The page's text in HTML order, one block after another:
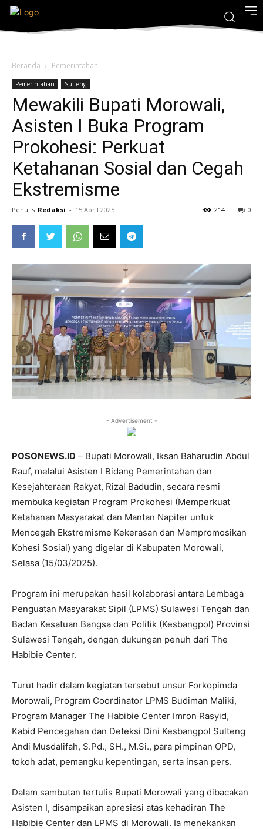
Beranda Pemerintahan
Pemerintahan Sulteng
Mewakili Bupati Morowali,
Asisten I Buka Program
Prokohesi: Perkuat
Ketahanan Sosial dan Cegah
Ekstremisme
Penulis Redaksi - 15 April 2025 0
214
- Advertisement -
POSONEWS.ID – Bupati Morowali, Iksan Baharudin Abdul
Rauf, melalui Asisten I Bidang Pemerintahan dan
Kesejahteraan Rakyat, Rizal Badudin, secara resmi
membuka kegiatan Program Prokohesi (Memperkuat
Ketahanan Masyarakat dan Mantan Napiter untuk
Mencegah Ekstremisme Kekerasan dan Mempromosikan
Kohesi Sosial) yang digelar di Kabupaten Morowali,
Selasa (15/03/2025).
Program ini merupakan hasil kolaborasi antara Lembaga
Penguatan Masyarakat Sipil (LPMS) Sulawesi Tengah dan
Badan Kesatuan Bangsa dan Politik (Kesbangpol) Provinsi
Sulawesi Tengah, dengan dukungan penuh dari The
Habibie Center.
Turut hadir dalam kegiatan tersebut unsur Forkopimda
Morowali, Program Coordinator LPMS Budiman Maliki,
Program Manager The Habibie Center Imron Rasyid,
Kabid Pencegahan dan Deteksi Dini Kesbangpol Sulteng
Andi Musdalifah, S.Pd., SH., M.Si., para pimpinan OPD,
tokoh adat, pemangku kepentingan, serta insan pers.
Dalam sambutan tertulis Bupati Morowali yang dibacakan
Asisten I, disampaikan apresiasi atas kehadiran The
Habibie Center dan LPMS di Morowali. Ia menekankan